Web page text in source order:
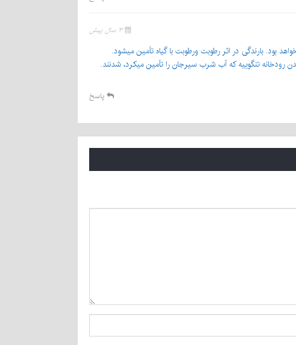
۳ سال پیش
بود. بارندگی در اثر رطوبت ورطوبت با گیاه تآمین میشود.
تنگوییه که آب شرب سیرجان را تآمین میکرد، شدنند.
پاسخ